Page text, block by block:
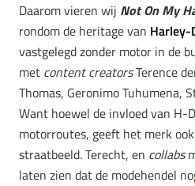
Daarom vieren wij Not On My
rondom de heritage van Harley-
vastgelegd zonder motor in de
met content creatorsTerence
Thomas, Geronimo Tuhumena,
Want hoewel de invloed van H-
motorroutes, geeft het merk
straatbeeld. Terecht, en collabs
laten zien dat de modehendel